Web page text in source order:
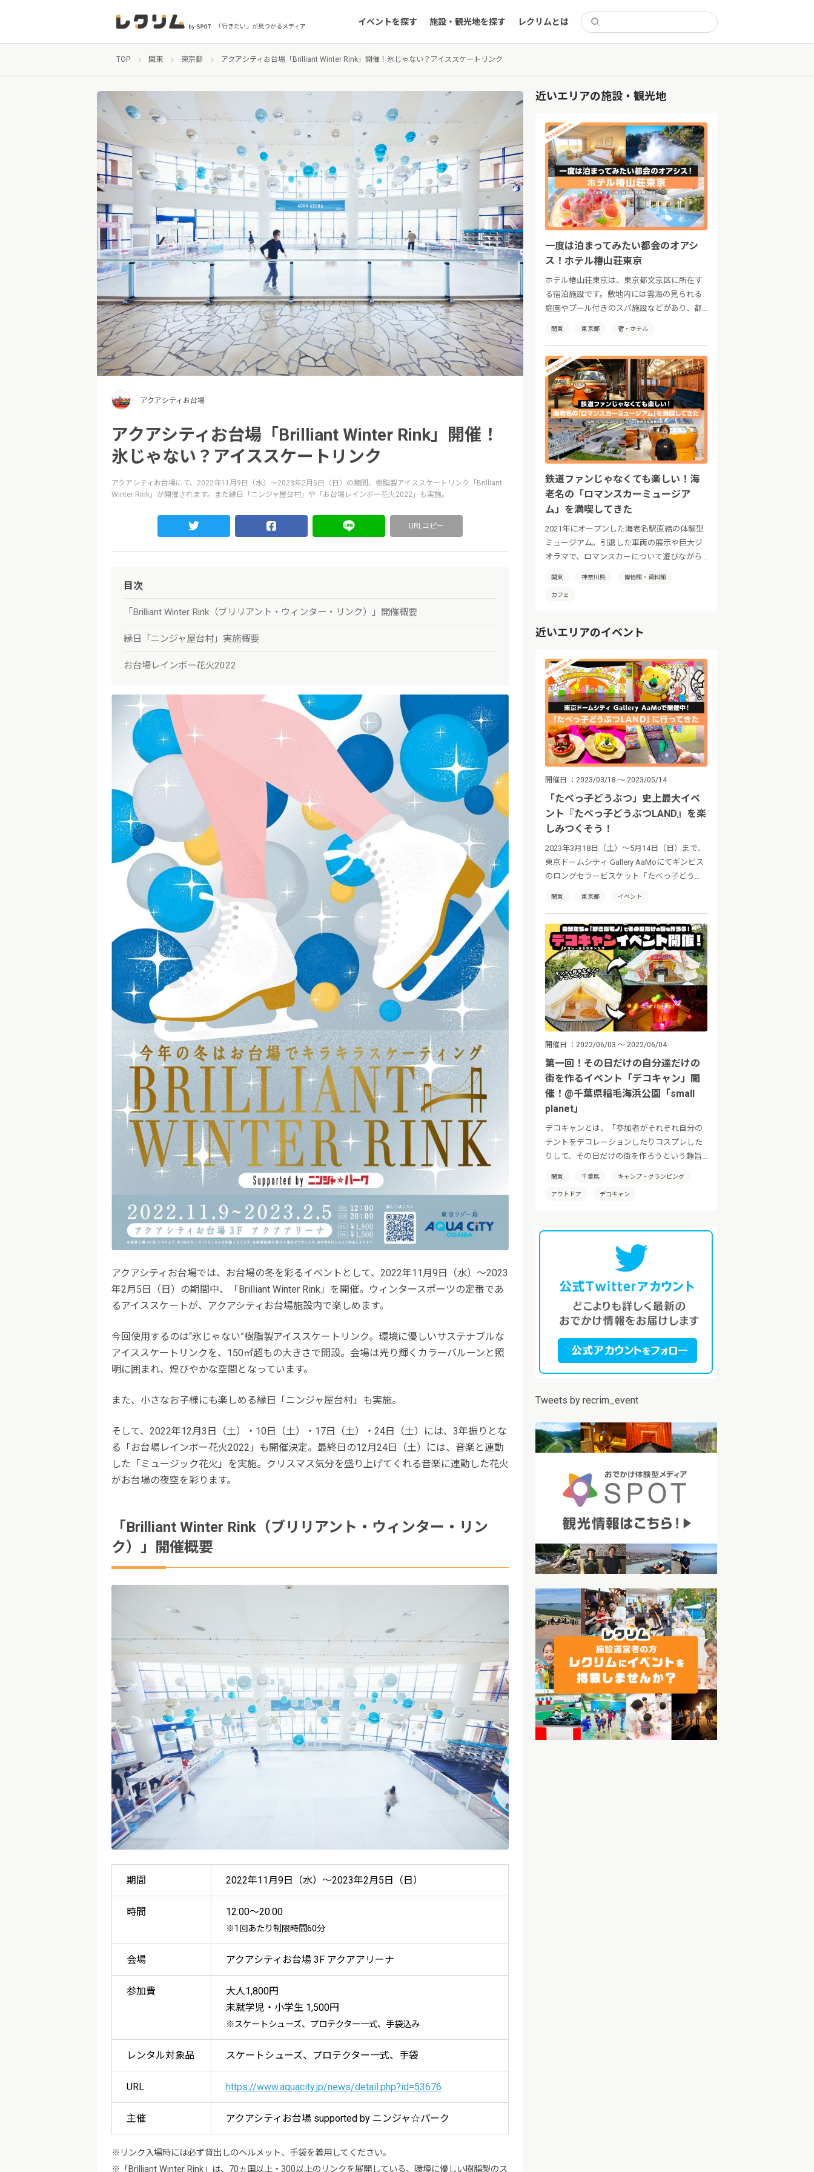
「行きたい」が見つかるメディア イベントを探す 施設・観光地を探す レクリムとは
TOP 関東 東京都 アクアシティお台場「Brilliant Winter Rink」開催！氷じゃない？アイススケートリンク
アクアシティお台場
アクアシティお台場「Brilliant Winter Rink」開催！
氷じゃない？アイススケートリンク
アクアシティお台場にて、2022年11月9日（水）～2023年2月5日（日）の期間、樹脂製アイススケートリンク「Brilliant
Winter Rink」が開催されます。また縁日「ニンジャ屋台村」や「お台場レインボー花火2022」も実施。
URLコピー
目次
「Brilliant Winter Rink（ブリリアント・ウィンター・リンク）」開催概要
縁日「ニンジャ屋台村」実施概要
お台場レインボー花火2022
アクアシティお台場では、お台場の冬を彩るイベントとして、2022年11月9日（水）～2023
年2月5日（日）の期間中、「Brilliant Winter Rink」を開催。ウィンタースポーツの定番であ
るアイススケートが、アクアシティお台場施設内で楽しめます。
今回使用するのは“氷じゃない”樹脂製アイススケートリンク。環境に優しいサステナブルな
アイススケートリンクを、150㎡超もの大きさで開設。会場は光り輝くカラーバルーンと照
明に囲まれ、煌びやかな空間となっています。
また、小さなお子様にも楽しめる縁日「ニンジャ屋台村」も実施。
そして、2022年12月3日（土）・10日（土）・17日（土）・24日（土）には、3年振りとな
る「お台場レインボー花火2022」も開催決定。最終日の12月24日（土）には、音楽と連動
した「ミュージック花火」を実施。クリスマス気分を盛り上げてくれる音楽に連動した花火
がお台場の夜空を彩ります。
「Brilliant Winter Rink（ブリリアント・ウィンター・リン
ク）」開催概要
期間 2022年11月9日（水）～2023年2月5日（日）
時間 12:00～20:00
※1回あたり制限時間60分
会場 アクアシティお台場 3F アクアアリーナ
参加費
大人1,800円
未就学児・小学生 1,500円
※スケートシューズ、プロテクター一式、手袋込み
レンタル対象品 スケートシューズ、プロテクター一式、手袋
URL https://www.aquacity.jp/news/detail.php?id=53676
主催 アクアシティお台場 supported by ニンジャ☆パーク
※リンク入場時には必ず貸出しのヘルメット、手袋を着用してください。
※「Brilliant Winter Rink」は、70ヵ国以上・300以上のリンクを展開している、環境に優しい樹脂製のス
近いエリアの施設・観光地
一度は泊まってみたい都会のオアシ
ス！ホテル椿山荘東京
ホテル椿山荘東京は、東京都文京区に所在す
る宿泊施設です。敷地内には雲海の見られる
庭園やプール付きのスパ施設などがあり、都
関東 東京都 宿・ホテル
鉄道ファンじゃなくても楽しい！海
老名の「ロマンスカーミュージア
ム」を満喫してきた
2021年にオープンした海老名駅直結の体験型
ミュージアム。引退した車両の展示や巨大ジ
オラマで、ロマンスカーについて遊びながら
まで！ 鉄道ファンもそうじゃない方も楽し
関東 神奈川県 博物館・資料館
カフェ
近いエリアのイベント
開催日 2023/03/18 ～ 2023/05/14
「たべっ子どうぶつ」史上最大イベ
ント『たべっ子どうぶつLAND』を楽
しみつくそう！
2023年3月18日（土）〜5月14日（日）まで、
東京ドームシティ Gallery AaMoにてギンビス
のロングセラービスケット「たべっ子どうぶ
となく楽しめます！
関東 東京都 イベント
開催日 2022/06/03 ～ 2022/06/04
第一回！その日だけの自分達だけの
街を作るイベント「デコキャン」開
催！@千葉県稲毛海浜公園「small
planet」
デコキャンとは、「参加者がそれぞれ自分の
テントをデコレーションしたりコスプレした
りして、その日だけの街を作ろうという趣旨
たいと考えております。
関東 千葉県 キャンプ・グランピング
アウトドア デコキャン
Tweets by recrim_event